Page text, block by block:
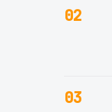
02
03